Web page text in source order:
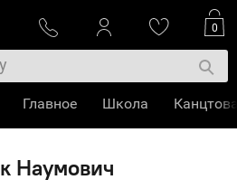
Наумович
0
Главное Школа